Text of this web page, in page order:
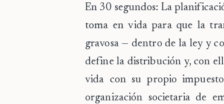
En 30 segundos: La
toma en vida para que la
gravosa — dentro de la ley y
define la distribución y, con
vida con su propio
organización societariade